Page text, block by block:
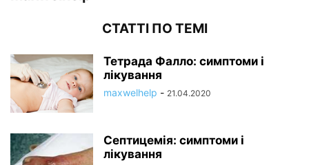
СТАТТІ ПО ТЕМІ
Тетрада Фалло: симптоми і
лікування
maxwelhelp - 21.04.2020
Септицемія: симптоми і
лікування